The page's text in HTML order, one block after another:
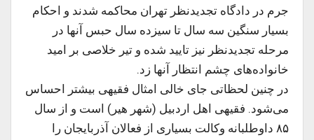
جرم در دادگاه تجدیدنظر تهران محاکمه شدند و احکام
بسیار سنگین سه سال تا سیزده سال حبس آنها در
مرحله تجدیدنظر نیز تایید شده و تیر خلاصی بر امید
خانواده‌های چشم انتظار آنها زد.
در چنین لحظاتی جای خالی امثال فقیهی بیشتر احساس
می‌شود. فقیهی اهل اردبیل (شهر هیر) است و از سال
۸۵ داوطلبانه وکالت بسیاری از فعالان آذربایجان را